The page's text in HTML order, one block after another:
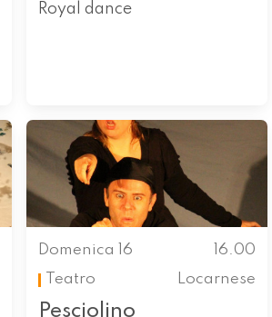
Royal dance
Domenica 16
16.00
Teatro
Locarnese
Pesciolino